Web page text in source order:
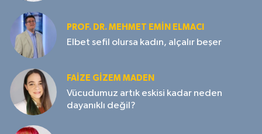
PROF. DR. MEHMET EMIN ELMACI
Elbet sefil olursa kadın, alçalır beşer
FAIZE GIZEM MADEN
Vücudumuz artık eskisi kadar neden
dayanıklı değil?